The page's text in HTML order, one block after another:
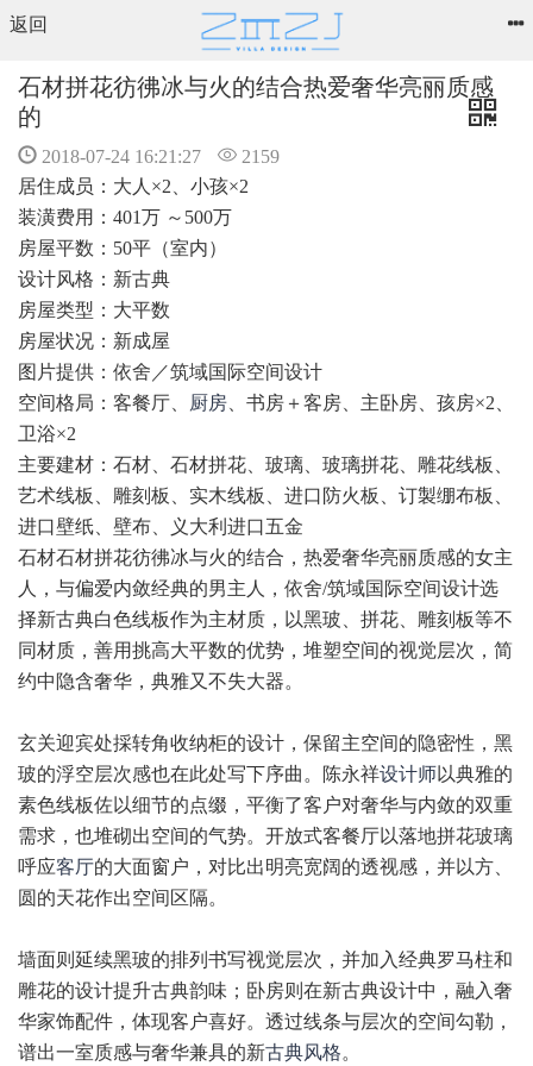
返回
石材拼花彷彿冰与火的结合热爱奢华亮丽质感
的
2018-07-24 16:21:27
2159
居住成员：大人×2、小孩×2
装潢费用：401万 ～500万
房屋平数：50平（室内）
设计风格：新古典
房屋类型：大平数
房屋状况：新成屋
图片提供：依舍／筑域国际空间设计
空间格局：客餐厅、
厨房 、书房＋客房、主卧房、孩房×2、
卫浴×2
主要建材：石材、石材拼花、玻璃、玻璃拼花、雕花线板、
艺术线板、雕刻板、实木线板、进口防火板、订製绷布板、
进口壁纸、壁布、义大利进口五金
石材石材拼花彷彿冰与火的结合，热爱奢华亮丽质感的女主
人，与偏爱内敛经典的男主人，依舍/筑域国际空间设计选
择新古典白色线板作为主材质，以黑玻、拼花、雕刻板等不
同材质，善用挑高大平数的优势，堆塑空间的视觉层次，简
约中隐含奢华，典雅又不失大器。
玄关迎宾处採转角收纳柜的设计，保留主空间的隐密性，黑
玻的浮空层次感也在此处写下序曲。陈永祥设计师以典雅的
素色线板佐以细节的点缀，平衡了客户对奢华与内敛的双重
需求，也堆砌出空间的气势。开放式客餐厅以落地拼花玻璃
呼应客厅的大面窗户，对比出明亮宽阔的透视感，并以方、
圆的天花作出空间区隔。
墙面则延续黑玻的排列书写视觉层次，并加入经典罗马柱和
雕花的设计提升古典韵味；卧房则在新古典设计中，融入奢
华家饰配件，体现客户喜好。透过线条与层次的空间勾勒，
谱出一室质感与奢华兼具的新古典风格。